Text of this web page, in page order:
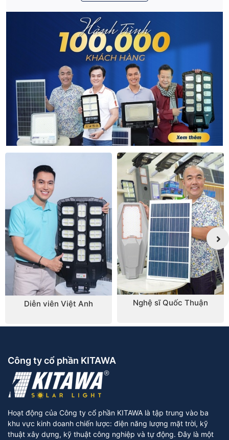
điều khiển từ xa nên bạn có thể dễ dàng điều
chỉnh độ sáng tối, hẹn giờ đèn một cách nhanh
chóng và tiện lợi.
Cảm biến thông minh:Thực tế, với tính năng
cảm biến ánh sáng thì hầu hết các loại đèn
năng lượng mặt trời đều có. Tuy nhiên, tính
năng cảm biến thông minh thì chỉ có một số
loại đèn mới có.
Cảm biến chuyển động thông minh:Với tính
năng cảm biến tự động thông minh sẽ giúp
hiệu quả chiếu sáng cao hơn, tiết kiệm nguồn
năng lượng tối đa. Nhờ đó, khi sử dụng loại
đèn này bạn cũng có được sự cảnh báo tốt hơn
khi có sự xuất hiện và đột nhập của những đối
tượng bên ngoài.
Chi phí hợp lý:Đèn năng lượng mặt trời solar
light 300W có nhiều mức giá khác nhau. Tuy
nhiên, đèn năng lượng mặt trời 300W được
muốn chọn loại đèn năng lượng mặt trời giá rẻ
Nhược điểm
Đối với đèn năng lượng mặt trời 300W liền thể thì
tấm pin không linh hoạt. Chính vì được thiết kế pin
gắn liền với đèn nên đèn liền thể năng lượng mặt
trời không thể điều chỉnh hướng của tấm pin năng
Diễn viên Việt Anh Nghệ sĩ Quốc Thuận
Công ty cổ phần KITAWA
Hoạt động của Công ty cổ phần KITAWA là tập trung vào ba
khu vực kinh doanh chiến lược: điện năng lượng mặt trời, kỹ
thuật xây dựng, kỹ thuật công nghiệp và tự động. Đây là một